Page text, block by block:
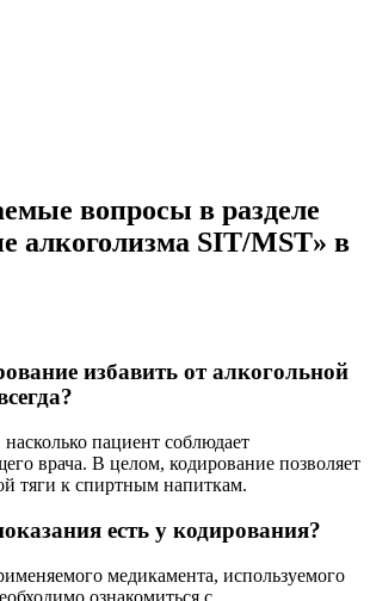
вопросы в разделе
алкоголизма SIT/MST» в
избавить от алкогольной
насколько пациент соблюдает
врача. В целом, кодирование позволяет
тяги к спиртным напиткам.
есть у кодирования?
медикамента, используемого
ознакомиться с